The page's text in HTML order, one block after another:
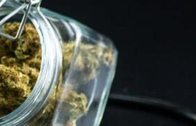
ทางการแพทย์และสุขภาพ
าธารณสุข ยืนยันนโยบายเสรีกัญชา
ขภาพ ไม่สนับสนุนนำไปใช้สูบและ
าไปใช้อย่างถูกต้อง ส่วน พ.ร.บ.